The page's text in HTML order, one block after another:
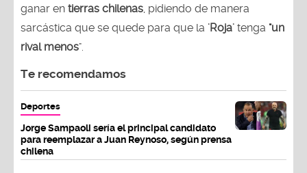
ganar en tierras chilenas, pidiendo de manera
sarcástica que se quede para que la 'Roja' tenga "un
rival menos".
Te recomendamos
Deportes
Jorge Sampaoli sería el principal candidato
para reemplazar a Juan Reynoso, según prensa
chilena